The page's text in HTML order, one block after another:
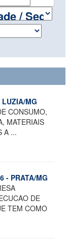
MG
CONSUMO,
MATERIAIS
A ...
- PRATA/MG
DE
TEM COMO